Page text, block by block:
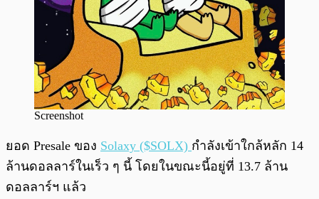
Screenshot
ยอด Presale ของ Solaxy ($SOLX) กำลังเข้าใกล้หลัก 14
ล้านดอลลาร์ในเร็ว ๆ นี้ โดยในขณะนี้อยู่ที่ 13.7 ล้าน
ดอลลาร์ฯ แล้ว